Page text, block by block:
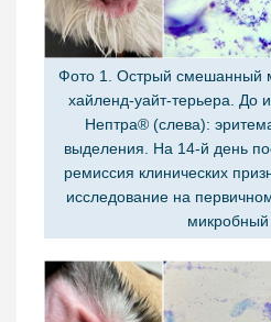
Фото 1. Острый смешанный
хайленд-уайт-терьера. До
Нептра® (слева):
выделения. На 14-й день
ремиссия клинических
исследование на
микробный